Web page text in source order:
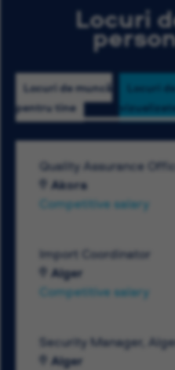
Locuri
Locuri de muncă
pentru tine
Locuri
Quality Assurance
Akora
Competitive salary
Import Coordinator
Alger
Competitive salary
Security Manager,
Alger